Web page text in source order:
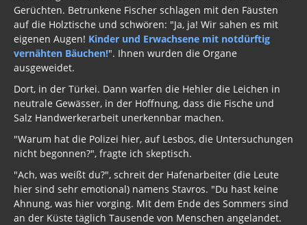
Ur-Logen
Artikel Ur-Logen
Archiv 2020 - 2015
Gerüchten. Betrunkene Fischer schlagen mit den Fäusten
auf die Holztische und schwören: "Ja, ja! Wir sahen es mit
eigenen Augen! Kinder und Erwachsene mit notdürftig
vernähten Bäuchen!". Ihnen wurden die Organe
ausgeweidet.
Dort, in der Türkei. Dann warfen die Hehler die Leichen in
neutrale Gewässer, in der Hoffnung, dass die Fische und
Salz Handwerkerarbeit unerkennbar machen.
"Warum hat die Polizei hier, auf Lesbos, die Untersuchungen
nicht begonnen?", fragte ich skeptisch.
"Ach, was weißt du?", schreit der Hafenarbeiter (die Leute
hier sind sehr emotional) namens Stavros. "Du hast keine
Ahnung, was hier vorging. Mit dem Ende des Sommers sind
an der Küste täglich Tausende von Menschen angelandet.